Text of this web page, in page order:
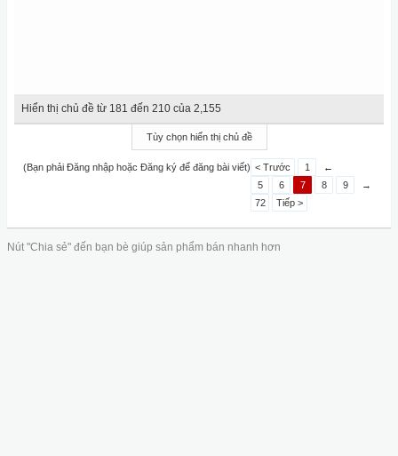
Hiển thị chủ đề từ 181 đến 210 của 2,155
Tùy chọn hiển thị chủ đề
(Bạn phải Đăng nhập hoặc Đăng ký để đăng bài viết) < Trước 1
←
5
6 7 8 9
→
72
Tiếp >
Nút "Chia sẻ" đến bạn bè giúp sản phẩm bán nhanh hơn